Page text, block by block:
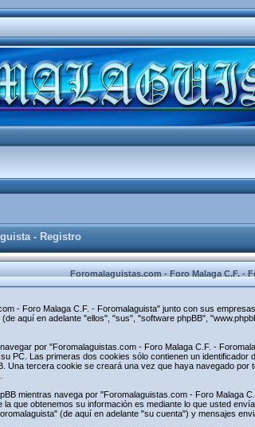
- Registro
Foromalaguistas.com - Foro Malaga C.F. -
- Foro Malaga C.F. - Foromalaguista" junto con sus
aquí en adelante "ellos", "sus", "software phpBB",
por "Foromalaguistas.com - Foro Malaga C.F. -
PC. Las primeras dos cookies sólo contienen un
Una tercera cookie se creará una vez que haya navegado
mientras navega por "Foromalaguistas.com - Foro Malaga
que obtenemos su información es mediante lo que usted
(de aquí en adelante "su cuenta") y mensajes